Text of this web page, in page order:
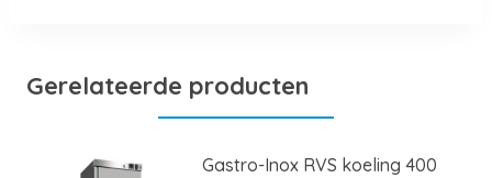
Gerelateerde producten
Gastro-Inox RVS koeling 400